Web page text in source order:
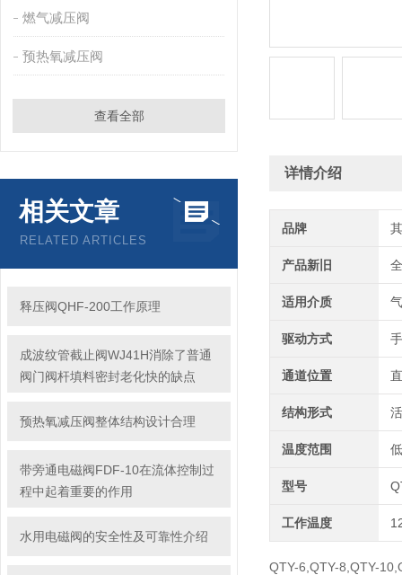
燃气减压阀
预热氧减压阀
查看全部
相关文章
RELATED ARTICLES
释压阀QHF-200工作原理
成波纹管截止阀WJ41H消除了普通
阀门阀杆填料密封老化快的缺点
预热氧减压阀整体结构设计合理
带旁通电磁阀FDF-10在流体控制过
程中起着重要的作用
水用电磁阀的安全性及可靠性介绍
详情介绍
品牌
产品新旧
适用介质
驱动方式
通道位置
结构形式
温度范围
型号
工作温度
QTY-6,QTY-8,QTY-